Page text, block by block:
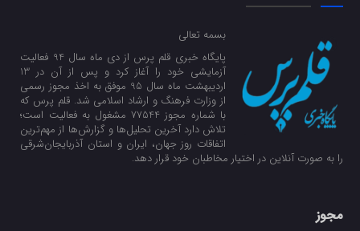
بسمه تعالی
پایگاه خبری قلم پرس از دی ماه سال 94 فعالیت
آزمایشی خود را آغاز کرد و پس از آن در 13
اردیبهشت ماه سال 95 موفق به اخذ مجوز رسمی
از وزارت فرهنگ و ارشاد اسلامی شد. قلم پرس که
با شماره مجوز 77544 مشغول به فعالیت است؛
تلاش دارد آخرین تحلیل‌ها و گزارش‌ها از مهم‌ترین
اتفاقات روز جهان، ایران و استان آذربایجان‌شرقی
را به صورت آنلاین در اختیار مخاطبان خود قرار دهد.
مجوز